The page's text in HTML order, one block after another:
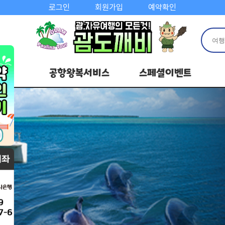
로그인 회원가입 예약확인
공항왕복서비스 스페셜이벤트